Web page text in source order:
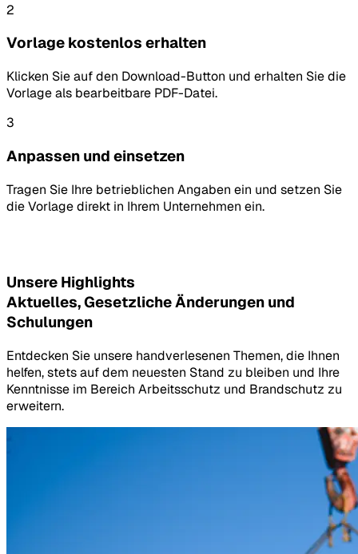
2
Vorlage kostenlos erhalten
Klicken Sie auf den Download-Button und erhalten Sie die
Vorlage als bearbeitbare PDF-Datei.
3
Anpassen und einsetzen
Tragen Sie Ihre betrieblichen Angaben ein und setzen Sie
die Vorlage direkt in Ihrem Unternehmen ein.
Unsere Highlights
Aktuelles, Gesetzliche Änderungen und
Schulungen
Entdecken Sie unsere handverlesenen Themen, die Ihnen
helfen, stets auf dem neuesten Stand zu bleiben und Ihre
Kenntnisse im Bereich Arbeitsschutz und Brandschutz zu
erweitern.